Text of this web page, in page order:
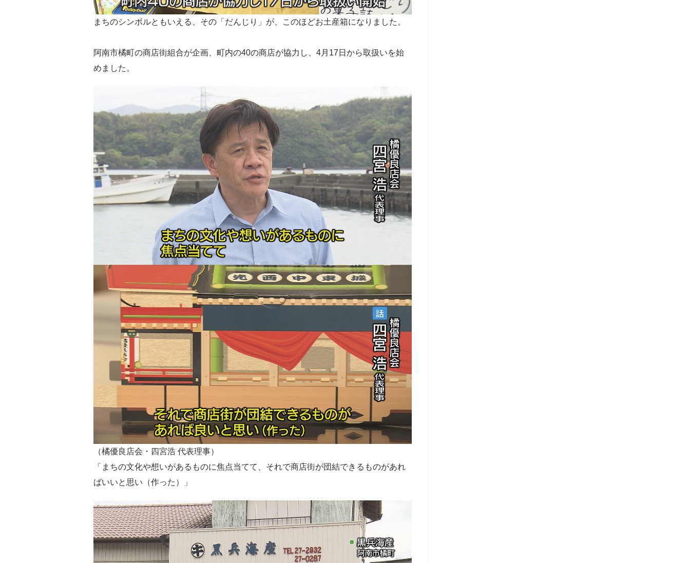
まちのシンボルともいえる、その「だんじり」が、このほどお土産箱になりました。
阿南市橘町の商店街組合が企画、町内の40の商店が協力し、4月17日から取扱いを始
めました。
（橘優良店会・四宮浩 代表理事）
「まちの文化や想いがあるものに焦点当てて、それで商店街が団結できるものがあれ
ばいいと思い（作った）」